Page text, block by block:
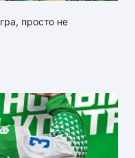
просто не